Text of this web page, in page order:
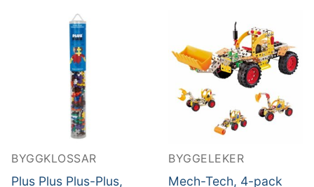
BYGGKLOSSAR
Plus Plus Plus-Plus,
BYGGELEKER
Mech-Tech, 4-pack